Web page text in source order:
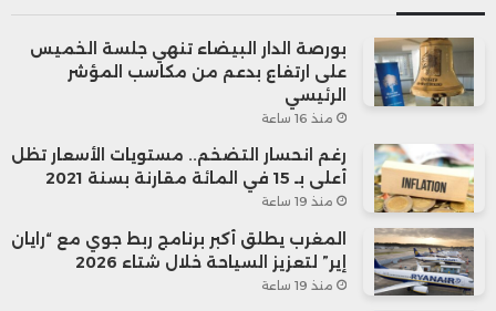
بورصة الدار البيضاء تنهي جلسة الخميس
على ارتفاع بدعم من مكاسب المؤشر
الرئيسي
منذ 16 ساعة
رغم انحسار التضخم.. مستويات الأسعار تظل
أعلى بـ 15 في المائة مقارنة بسنة 2021
منذ 19 ساعة
المغرب يطلق أكبر برنامج ربط جوي مع “رايان
إير” لتعزيز السياحة خلال شتاء 2026
منذ 19 ساعة